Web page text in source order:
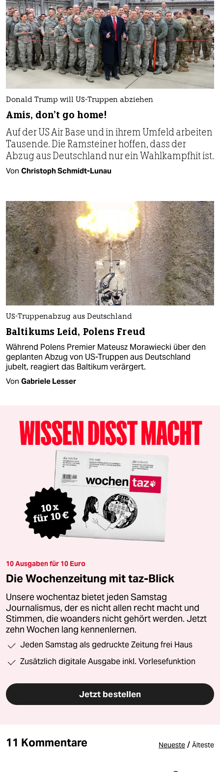
Donald Trump will US-Truppen abziehen
Amis, don’t go home!
Auf der US Air Base und in ihrem Umfeld arbeiten
Tausende. Die Ramsteiner hoffen, dass der
Abzug aus Deutschland nur ein Wahlkampfhit ist.
Von Christoph Schmidt-Lunau
US-Truppenabzug aus Deutschland
Baltikums Leid, Polens Freud
Während Polens Premier Mateusz Morawiecki über den
geplanten Abzug von US-Truppen aus Deutschland
jubelt, reagiert das Baltikum verärgert.
Von Gabriele Lesser
10 Ausgaben für 10 Euro
Die Wochenzeitung mit taz-Blick
Unsere wochentaz bietet jeden Samstag
Journalismus, der es nicht allen recht macht und
Stimmen, die woanders nicht gehört werden. Jetzt
zehn Wochen lang kennenlernen.
Jeden Samstag als gedruckte Zeitung frei Haus
Zusätzlich digitale Ausgabe inkl. Vorlesefunktion
Jetzt bestellen
11 Kommentare Neueste / Älteste